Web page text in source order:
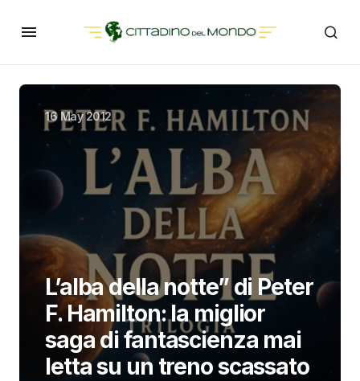
16 May 2012
L’alba della notte” di Peter
F. Hamilton: la miglior
saga di fantascienza mai
letta su un treno scassato